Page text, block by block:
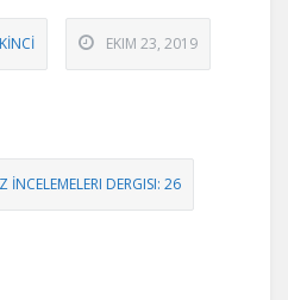
EKIM 23, 2019
İNCELEMELERI DERGISI: 26